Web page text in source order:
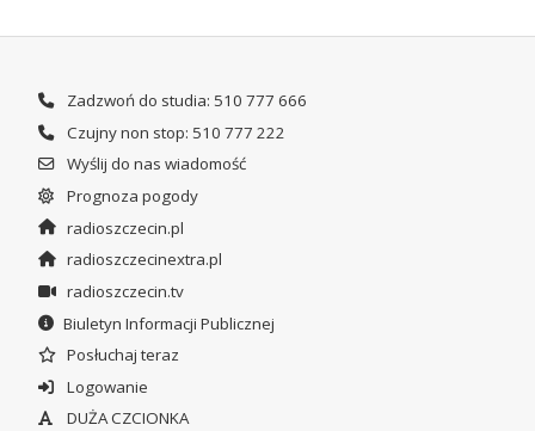
Zadzwoń do studia: 510 777 666
Czujny non stop: 510 777 222
Wyślij do nas wiadomość
Prognoza pogody
radioszczecin.pl
radioszczecinextra.pl
radioszczecin.tv
Biuletyn Informacji Publicznej
Posłuchaj teraz
Logowanie
DUŻA CZCIONKA